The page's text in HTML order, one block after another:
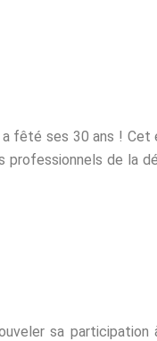
fêté ses 30 ans !
professionnels de la
sa